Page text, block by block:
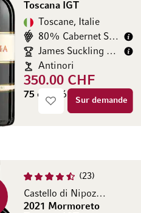
Toscana IGT
Toscane, Italie
80% Cabernet Sauvignon
James Suckling 98/100
Antinori
350.00 CHF
75 cl (466.67 CHF / l)
Sur demande
23
Castello di Nipozzano
2021 Mormoreto